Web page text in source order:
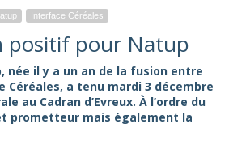
Interface Céréales
positif pour Natup
née il y a un an de la fusion entre
Céréales, a tenu mardi 3 décembre
au Cadran d’Evreux. À l’ordre du
prometteur mais également la